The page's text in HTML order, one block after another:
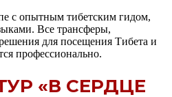
с опытным тибетским гидом,
Все трансферы,
для посещения Тибета и
профессионально.
«В СЕРДЦЕ